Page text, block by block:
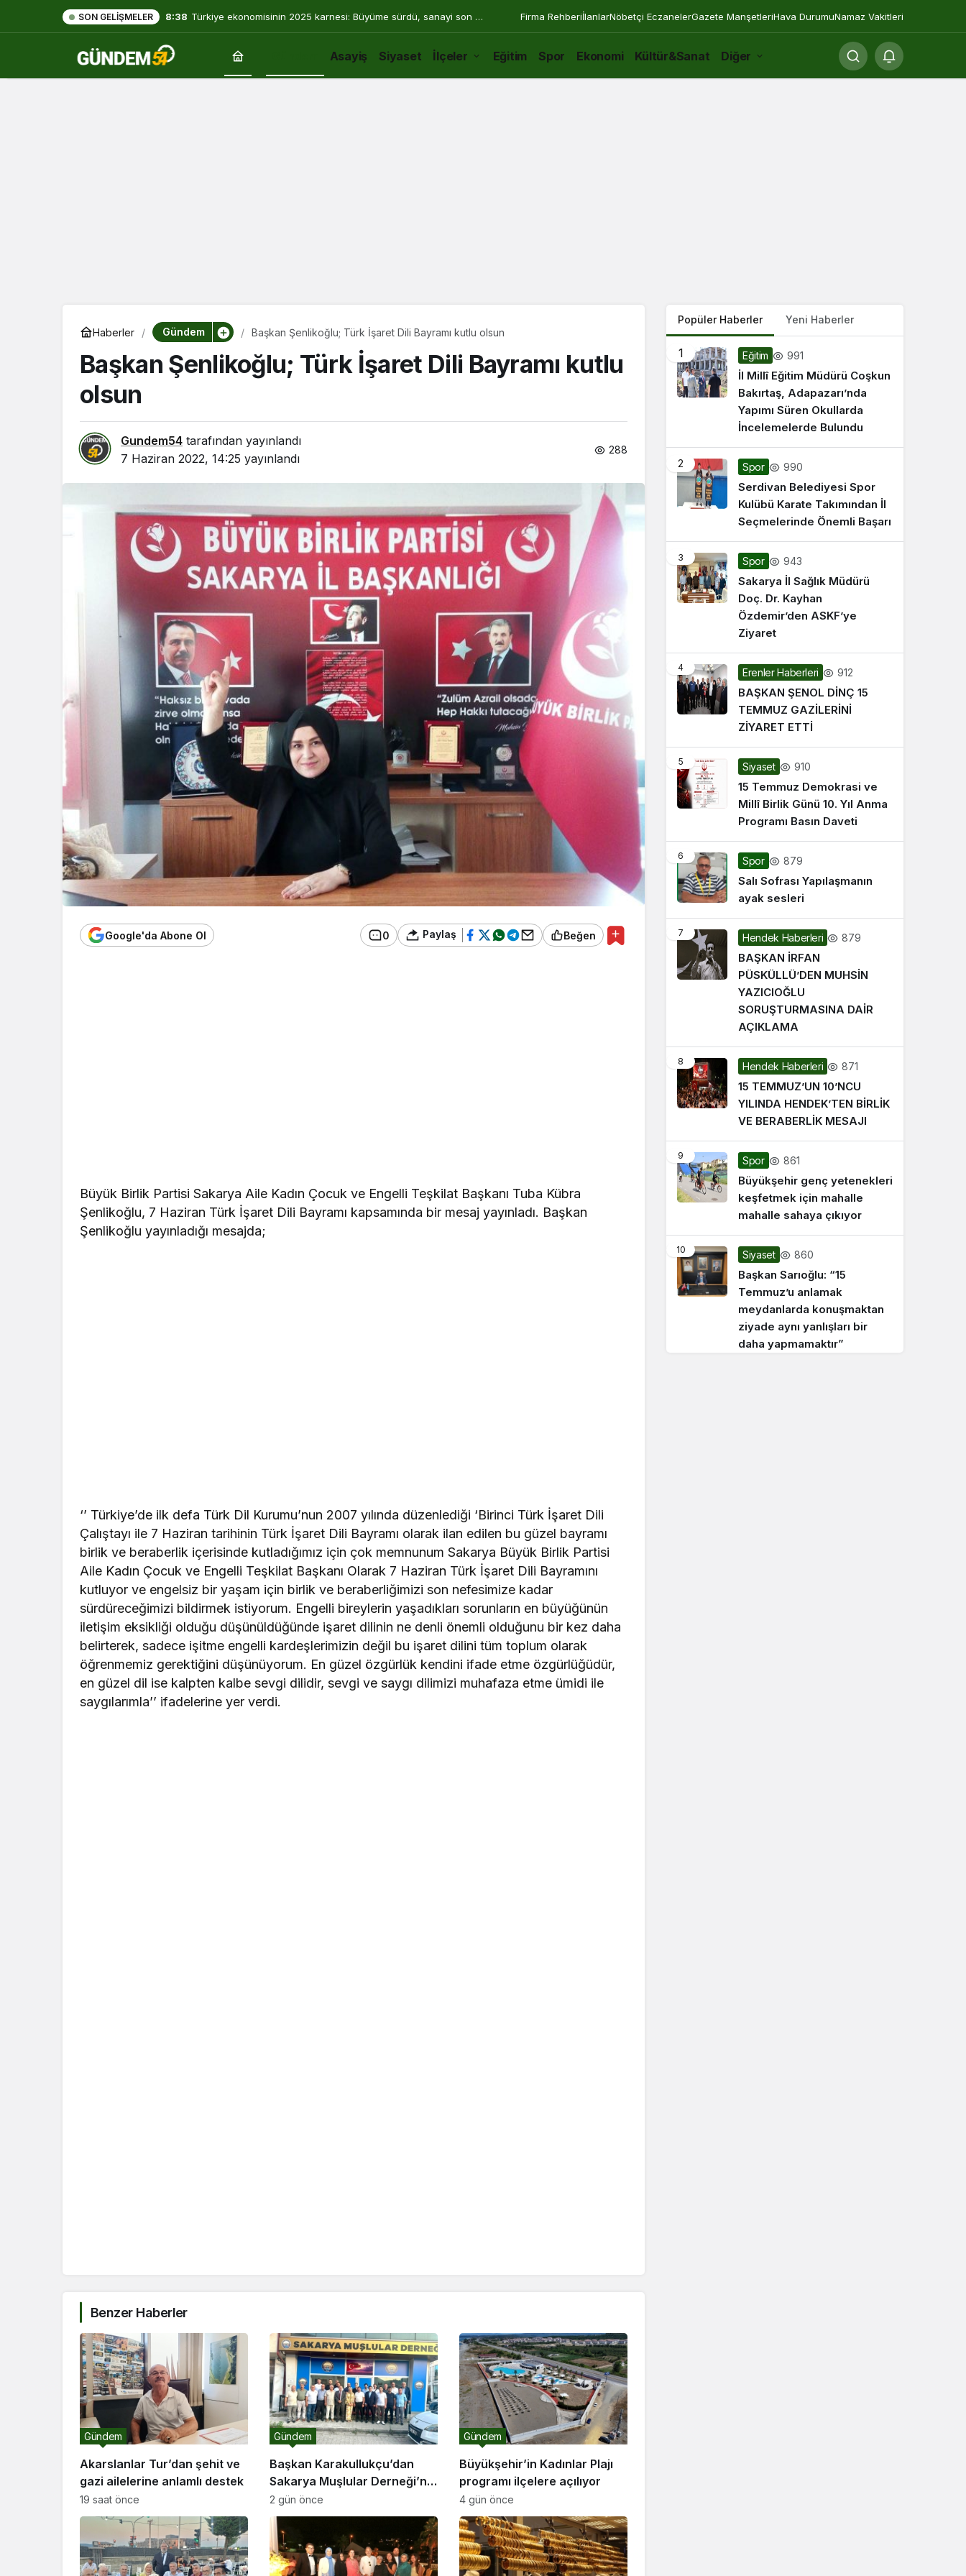
SON GELIŞMELER 8:38 Türkiye ekonomisinin 2025 karnesi: Büyüme sürdü, sanayi son 30 Firma RehberiİlanlarNöbetçi EczanelerGazete ManşetleriHava DurumuNamaz Vakitleri
Asayiş Siyaset İlçeler Eğitim Spor Ekonomi Kültür&Sanat Diğer
Haberler Gündem Başkan Şenlikoğlu; Türk İşaret Dili Bayramı kutlu olsun
Başkan Şenlikoğlu; Türk İşaret Dili Bayramı kutlu
olsun
Gundem54 tarafından yayınlandı
7 Haziran 2022, 14:25 yayınlandı
288
Google'da Abone Ol 0 Paylaş Beğen
Büyük Birlik Partisi Sakarya Aile Kadın Çocuk ve Engelli Teşkilat Başkanı Tuba Kübra
Şenlikoğlu, 7 Haziran Türk İşaret Dili Bayramı kapsamında bir mesaj yayınladı. Başkan
Şenlikoğlu yayınladığı mesajda;
‘’ Türkiye’de ilk defa Türk Dil Kurumu’nun 2007 yılında düzenlediği ‘Birinci Türk İşaret Dili
Çalıştayı ile 7 Haziran tarihinin Türk İşaret Dili Bayramı olarak ilan edilen bu güzel bayramı
birlik ve beraberlik içerisinde kutladığımız için çok memnunum Sakarya Büyük Birlik Partisi
Aile Kadın Çocuk ve Engelli Teşkilat Başkanı Olarak 7 Haziran Türk İşaret Dili Bayramını
kutluyor ve engelsiz bir yaşam için birlik ve beraberliğimizi son nefesimize kadar
sürdüreceğimizi bildirmek istiyorum. Engelli bireylerin yaşadıkları sorunların en büyüğünün
iletişim eksikliği olduğu düşünüldüğünde işaret dilinin ne denli önemli olduğunu bir kez daha
belirterek, sadece işitme engelli kardeşlerimizin değil bu işaret dilini tüm toplum olarak
öğrenmemiz gerektiğini düşünüyorum. En güzel özgürlük kendini ifade etme özgürlüğüdür,
en güzel dil ise kalpten kalbe sevgi dilidir, sevgi ve saygı dilimizi muhafaza etme ümidi ile
saygılarımla’’ ifadelerine yer verdi.
Benzer Haberler
Akarslanlar Tur’dan şehit ve
gazi ailelerine anlamlı destek
Gündem
19 saat önce
Başkan Karakullukçu’dan
Sakarya Muşlular Derneği’ne
ziyaret
Gündem
2 gün önce
Büyükşehir’in Kadınlar Plajı
programı ilçelere açılıyor
Gündem
4 gün önce
Popüler Haberler Yeni Haberler
1 Eğitim 991
İl Millî Eğitim Müdürü Coşkun
Bakırtaş, Adapazarı’nda
Yapımı Süren Okullarda
İncelemelerde Bulundu
2 Spor 990
Serdivan Belediyesi Spor
Kulübü Karate Takımından İl
Seçmelerinde Önemli Başarı
3 Spor 943
Sakarya İl Sağlık Müdürü
Doç. Dr. Kayhan
Özdemir’den ASKF’ye
Ziyaret
4 Erenler Haberleri 912
BAŞKAN ŞENOL DİNÇ 15
TEMMUZ GAZİLERİNİ
ZİYARET ETTİ
5 Siyaset 910
15 Temmuz Demokrasi ve
Millî Birlik Günü 10. Yıl Anma
Programı Basın Daveti
6 Spor 879
Salı Sofrası Yapılaşmanın
ayak sesleri
7 Hendek Haberleri 879
BAŞKAN İRFAN
PÜSKÜLLÜ’DEN MUHSİN
YAZICIOĞLU
SORUŞTURMASINA DAİR
AÇIKLAMA
8 Hendek Haberleri 871
15 TEMMUZ’UN 10’NCU
YILINDA HENDEK’TEN BİRLİK
VE BERABERLİK MESAJI
9 Spor 861
Büyükşehir genç yetenekleri
keşfetmek için mahalle
mahalle sahaya çıkıyor
10 Siyaset 860
Başkan Sarıoğlu: “15
Temmuz’u anlamak
meydanlarda konuşmaktan
ziyade aynı yanlışları bir
daha yapmamaktır”